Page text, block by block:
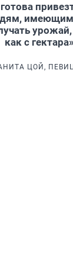
имеющим
как с гектара»
ЦОЙ,